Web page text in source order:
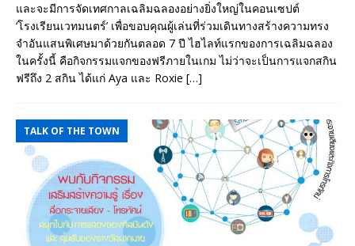
และจะมีการจัดเทศกาลเฉลิมฉลองอย่างยิ่งใหญ่ในคอนเซปต์
‘โรงเรียนเวทมนตร์’ เพื่อขอบคุณผู้เล่นที่ร่วมเดินทางสร้างความทรง
จำอันแสนพิเศษมาด้วยกันตลอด 7 ปี ไฮไลท์แรกของการเฉลิมฉลอง
ในครั้งนี้ คือกิจกรรมแจกของฟรีภายในเกม ไม่ว่าจะเป็นการแจกสกิน
ฟรีถึง 2 สกิน ได้แก่ Aya และ Roxie […]
TALK OF THE TOWN